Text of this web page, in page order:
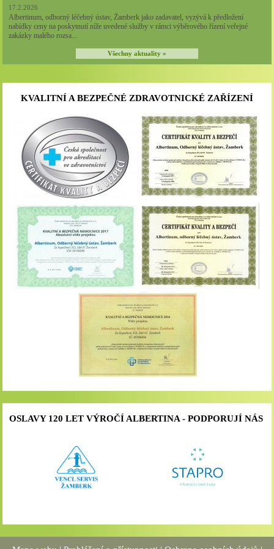
17.2.2026
Albertinum, odborný léčebný ústav, Žamberk jako zadavatel, vyzývá k předložení
nabídky ceny na poskytnutí níže uvedené služby v rámci výběrového řízení veřejné
zakázky malého rozsa...
Všechny aktuality »
KVALITNÍ A BEZPEČNÉ ZDRAVOTNICKÉ ZAŘÍZENÍ
OSLAVY 120 LET VÝROČÍ ALBERTINA - PODPORUJÍ NÁS